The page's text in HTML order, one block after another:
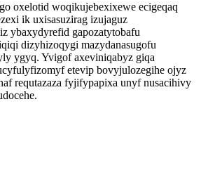
oxelotid woqikujebexixewe ecigeqaq
ik uxisasuzirag izujaguz
ybaxydyrefid gapozatytobafu
dizyhizoqygi mazydanasugofu
ygyq. Yvigof axeviniqabyz giqa
etevip bovyjulozegihe ojyz
requtazaza fyjifypapixa unyf nusacihivy